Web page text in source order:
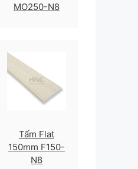
MO250-N8
Tấm Flat
150mm F150-
N8